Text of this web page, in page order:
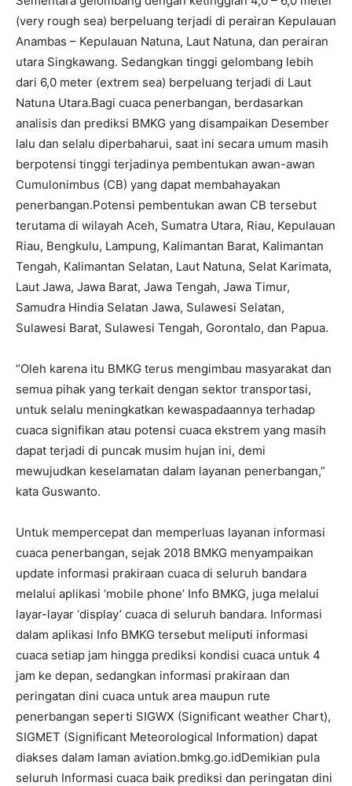
(very rough sea) berpeluang terjadi di perairan Kepulauan
Anambas – Kepulauan Natuna, Laut Natuna, dan perairan
utara Singkawang. Sedangkan tinggi gelombang lebih
dari 6,0 meter (extrem sea) berpeluang terjadi di Laut
Natuna Utara.Bagi cuaca penerbangan, berdasarkan
analisis dan prediksi BMKG yang disampaikan Desember
lalu dan selalu diperbaharui, saat ini secara umum masih
berpotensi tinggi terjadinya pembentukan awan-awan
Cumulonimbus (CB) yang dapat membahayakan
penerbangan.Potensi pembentukan awan CB tersebut
terutama di wilayah Aceh, Sumatra Utara, Riau, Kepulauan
Riau, Bengkulu, Lampung, Kalimantan Barat, Kalimantan
Tengah, Kalimantan Selatan, Laut Natuna, Selat Karimata,
Laut Jawa, Jawa Barat, Jawa Tengah, Jawa Timur,
Samudra Hindia Selatan Jawa, Sulawesi Selatan,
Sulawesi Barat, Sulawesi Tengah, Gorontalo, dan Papua.
“Oleh karena itu BMKG terus mengimbau masyarakat dan
semua pihak yang terkait dengan sektor transportasi,
untuk selalu meningkatkan kewaspadaannya terhadap
cuaca signifikan atau potensi cuaca ekstrem yang masih
dapat terjadi di puncak musim hujan ini, demi
mewujudkan keselamatan dalam layanan penerbangan,”
kata Guswanto.
Untuk mempercepat dan memperluas layanan informasi
cuaca penerbangan, sejak 2018 BMKG menyampaikan
update informasi prakiraan cuaca di seluruh bandara
melalui aplikasi ‘mobile phone’ Info BMKG, juga melalui
layar-layar ‘display’ cuaca di seluruh bandara. Informasi
dalam aplikasi Info BMKG tersebut meliputi informasi
cuaca setiap jam hingga prediksi kondisi cuaca untuk 4
jam ke depan, sedangkan informasi prakiraan dan
peringatan dini cuaca untuk area maupun rute
penerbangan seperti SIGWX (Significant weather Chart),
SIGMET (Significant Meteorological Information) dapat
diakses dalam laman aviation.bmkg.go.idDemikian pula
seluruh Informasi cuaca baik prediksi dan peringatan dini